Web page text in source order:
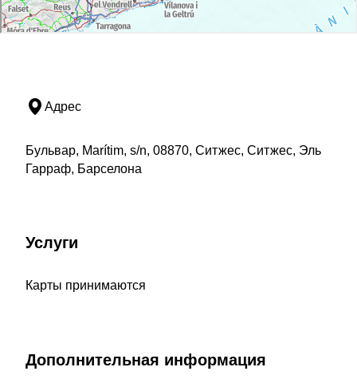
Адрес
Бульвар, Marítim, s/n, 08870, Ситжес, Ситжес, Эль
Гарраф, Барселона
Услуги
Карты принимаются
Дополнительная информация